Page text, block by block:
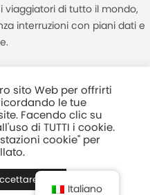
i viaggiatori di tutto il mondo,
interruzioni con piani dati e
King Yip Street, Kwun Tong,
KONG
Tutti i diritti riservati
e condizioni Fair Use Policy
sito Web per offrirti
le tue
Facendo clic su
di TUTTI i cookie.
cookie" per
tutti
Italiano